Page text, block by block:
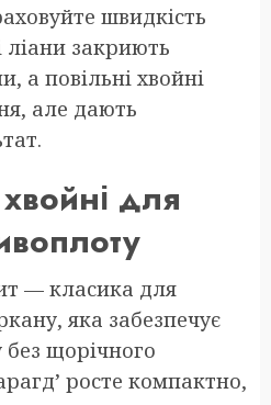
швидкість
ліани закриють
а повільні хвойні
але дають
для
— класика для
яка забезпечує
без щорічного
росте компактно,